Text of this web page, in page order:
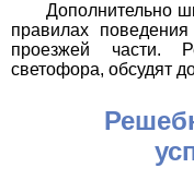
Дополнительно
правилах
проезжей части.
светофора, обсудят